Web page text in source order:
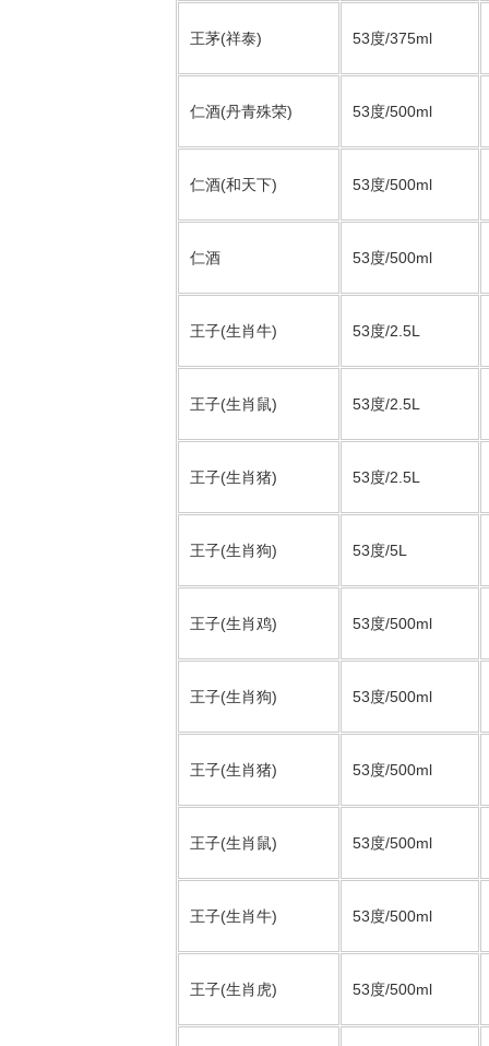
王茅(祥泰) 53度/375ml
仁酒(丹青殊荣) 53度/500ml
仁酒(和天下) 53度/500ml
仁酒 53度/500ml
王子(生肖牛) 53度/2.5L
王子(生肖鼠) 53度/2.5L
王子(生肖猪) 53度/2.5L
王子(生肖狗) 53度/5L
王子(生肖鸡) 53度/500ml
王子(生肖狗) 53度/500ml
王子(生肖猪) 53度/500ml
王子(生肖鼠) 53度/500ml
王子(生肖牛) 53度/500ml
王子(生肖虎) 53度/500ml